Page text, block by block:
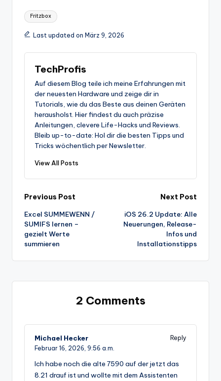
Tags:
Fritzbox
Last updated on März 9, 2026
TechProfis
Auf diesem Blog teile ich meine Erfahrungen mit
der neuesten Hardware und zeige dir in
Tutorials, wie du das Beste aus deinen Geräten
herausholst. Hier findest du auch präzise
Anleitungen, clevere Life-Hacks und Reviews.
Bleib up-to-date: Hol dir die besten Tipps und
Tricks wöchentlich per Newsletter.
View All Posts
Post
navigation
Previous Post
Excel SUMMEWENN /
SUMIFS lernen –
gezielt Werte
summieren
Next Post
iOS 26.2 Update: Alle
Neuerungen, Release-
Infos und
Installationstipps
2 Comments
Michael Hecker
Reply
Februar 16, 2026, 9:56 a.m.
Ich habe noch die alte 7590 auf der jetzt das
8.21 drauf ist und wollte mit dem Assistenten